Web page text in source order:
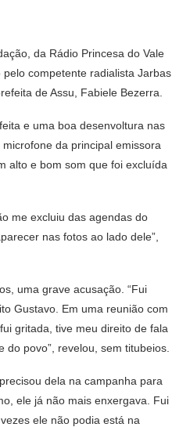
da Rádio Princesa do Vale
competente radialista Jarbas
de Assu, Fabiele Bezerra.
e uma boa desenvoltura nas
da principal emissora
alto e bom som que foi excluída
me excluiu das agendas do
nas fotos ao lado dele”,
uma grave acusação. “Fui
Gustavo. Em uma reunião com
gritada, tive meu direito de fala
povo”, revelou, sem titubeios.
dela na campanha para
ele já não mais enxergava. Fui
ele não podia está na